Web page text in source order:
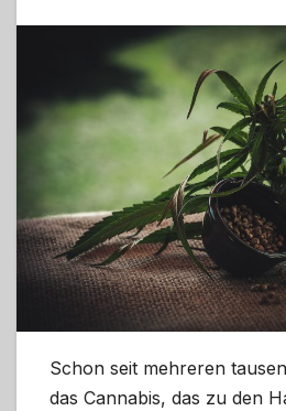
Schon seit mehreren
das Cannabis, das zu den